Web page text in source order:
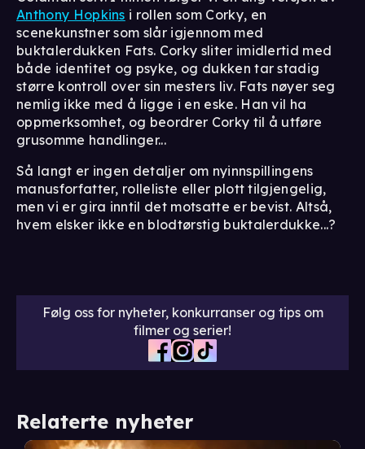
Anthony Hopkins i rollen som Corky, en
scenekunstner som slår igjennom med
buktalerdukken Fats. Corky sliter imidlertid med
både identitet og psyke, og dukken tar stadig
større kontroll over sin mesters liv. Fats nøyer seg
nemlig ikke med å ligge i en eske. Han vil ha
oppmerksomhet, og beordrer Corky til å utføre
grusomme handlinger...
Så langt er ingen detaljer om nyinnspillingens
manusforfatter, rolleliste eller plott tilgjengelig,
men vi er gira inntil det motsatte er bevist. Altså,
hvem elsker ikke en blodtørstig buktalerdukke...?
Følg oss for nyheter, konkurranser og tips om
filmer og serier!
Relaterte nyheter